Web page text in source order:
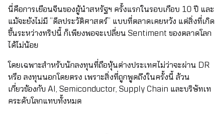
นี่คือการเยือนจีนของผู้นำสหรัฐฯ ครั้งแรกในรอบเกือบ 10 ปี และ
แม้จะยังไม่มี “ดีลประวัติศาสตร์” แบบที่ตลาดเคยหวัง แต่สิ่งที่เกิด
ขึ้นระหว่างทริปนี้ ก็เพียงพอจะเปลี่ยน Sentiment ของตลาดโลก
ได้ไม่น้อย
โดยเฉพาะสำหรับนักลงทุนที่ถือหุ้นต่างประเทศไม่ว่าจะผ่าน DR
หรือ ลงทุนนอกโดยตรง เพราะสิ่งที่ถูกพูดถึงในครั้งนี้ ล้วน
เกี่ยวข้องกับ AI, Semiconductor, Supply Chain และบริษัทเท
คระดับโลกแทบทั้งหมด